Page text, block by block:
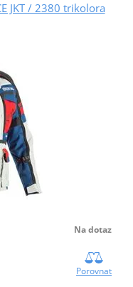
JKT / 2380 trikolora
Na dotaz
Porovnat